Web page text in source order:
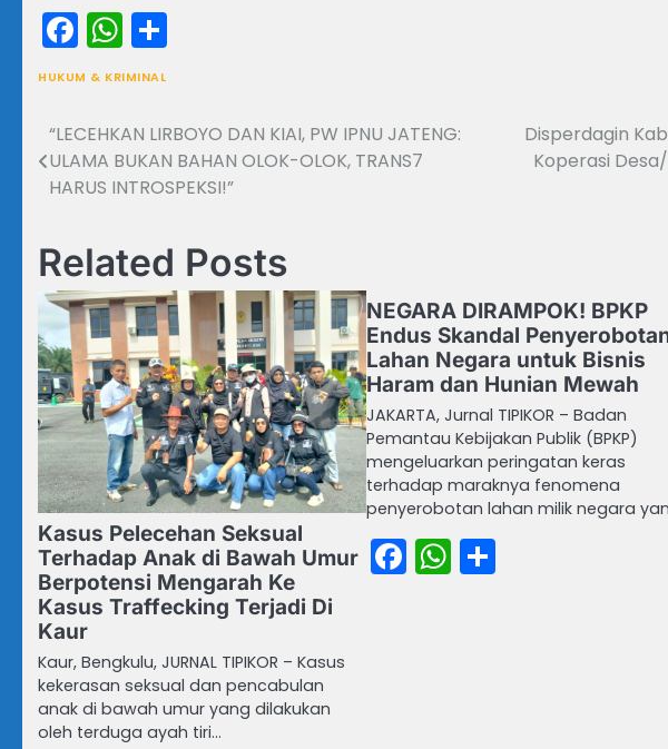
Facebook
WhatsApp
HUKUM & KRIMINAL
Navigasi
pos
“LECEHKAN LIRBOYO DAN KIAI, PW IPNU JATENG:
ULAMA BUKAN BAHAN OLOK-OLOK, TRANS7
HARUS INTROSPEKSI!”
Disperdagin
Koperasi
Related Posts
Kasus Pelecehan Seksual
Terhadap Anak di Bawah Umur
Berpotensi Mengarah Ke
Kasus Traffecking Terjadi Di
Kaur
Kaur, Bengkulu, JURNAL TIPIKOR – Kasus
kekerasan seksual dan pencabulan
anak di bawah umur yang dilakukan
oleh terduga ayah tiri…
NEGARA DIRAMPOK! BPKP
Endus Skandal
Lahan Negara untuk Bisnis
Haram dan Hunian Mewah
JAKARTA, Jurnal TIPIKOR – Badan
Pemantau Kebijakan Publik (BPKP)
mengeluarkan peringatan keras
terhadap maraknya fenomena
penyerobotan lahan milik negara
Facebook
WhatsApp
Share